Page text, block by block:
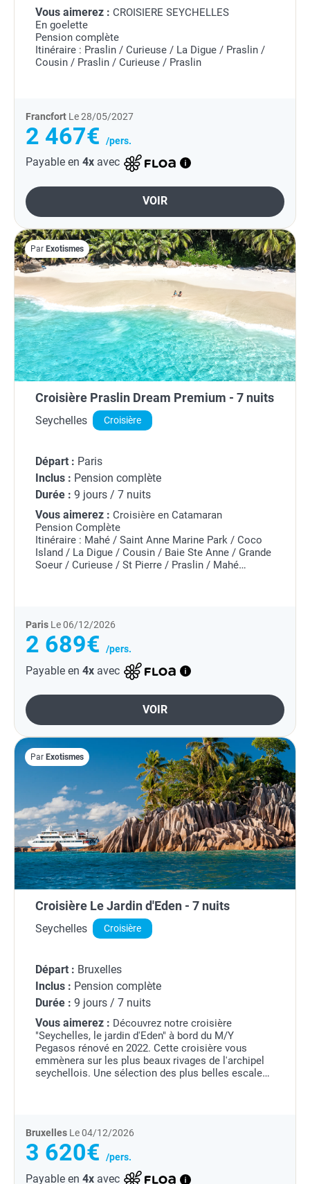
Vous aimerez : CROISIERE SEYCHELLES
En goelette
Pension complète
Itinéraire : Praslin / Curieuse / La Digue / Praslin /
Cousin / Praslin / Curieuse / Praslin
Francfort Le 28/05/2027
2 467€ /pers.
Payable en 4x avec
VOIR
Par Exotismes
Croisière Praslin Dream Premium - 7 nuits
Seychelles Croisière
Départ : Paris
Inclus : Pension complète
Durée : 9 jours / 7 nuits
Vous aimerez : Croisière en Catamaran
Pension Complète
Itinéraire : Mahé / Saint Anne Marine Park / Coco
Island / La Digue / Cousin / Baie Ste Anne / Grande
Soeur / Curieuse / St Pierre / Praslin / Mahé
Paris Le 06/12/2026
2 689€ /pers.
Payable en 4x avec
VOIR
Par Exotismes
Croisière Le Jardin d'Eden - 7 nuits
Seychelles Croisière
Départ : Bruxelles
Inclus : Pension complète
Durée : 9 jours / 7 nuits
Vous aimerez : Découvrez notre croisière
"Seychelles, le jardin d'Eden" à bord du M/Y
Pegasos rénové en 2022. Cette croisière vous
emmènera sur les plus beaux rivages de l'archipel
seychellois. Une sélection des plus belles escales
Bruxelles Le 04/12/2026
3 620€ /pers.
Payable en 4x avec